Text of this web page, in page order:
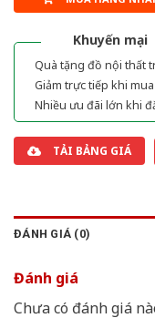
Khuyến mại
Quà tặng đồ nội thất
Giảm trực tiếp khi
Nhiều ưu đãi lớn khi
TẢI BẢNG GIÁ
ĐÁNH GIÁ (0)
Đánh giá
Chưa có đánh giá